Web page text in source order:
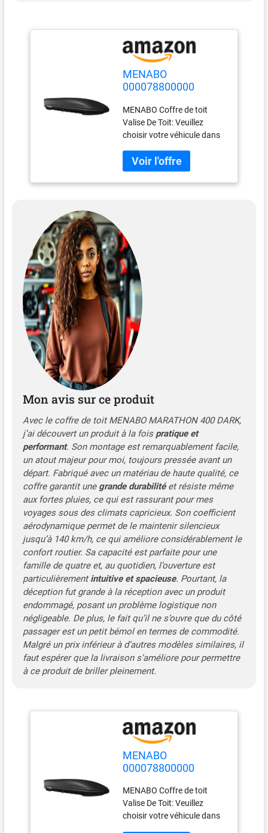
MENABO
000078800000
noir
MENABO Coffre de toit
Valise De Toit: Veuillez
choisir votre véhicule dans
vérifier sa compatibilité
avec le produit.
Mon avis sur ce produit
Avec le coffre de toit MENABO MARATHON 400 DARK,
j’ai découvert un produit à la fois pratique et
performant. Son montage est remarquablement facile,
un atout majeur pour moi, toujours pressée avant un
départ. Fabriqué avec un matériau de haute qualité, ce
coffre garantit une grande durabilitéet résiste même
aux fortes pluies, ce qui est rassurant pour mes
voyages sous des climats capricieux. Son coefficient
aérodynamique permet de le maintenir silencieux
jusqu’à 140 km/h, ce qui améliore considérablement le
confort routier. Sa capacité est parfaite pour une
famille de quatre et, au quotidien, l’ouverture est
particulièrementintuitive et spacieuse. Pourtant, la
déception fut grande à la réception avec un produit
endommagé, posant un problème logistique non
négligeable. De plus, le fait qu’il ne s’ouvre que du côté
passager est un petit bémol en termes de commodité.
Malgré un prix inférieur à d’autres modèles similaires, il
faut espérer que la livraison s’améliore pour permettre
à ce produit de briller pleinement.
MENABO
000078800000
noir
MENABO Coffre de toit
Valise De Toit: Veuillez
choisir votre véhicule dans